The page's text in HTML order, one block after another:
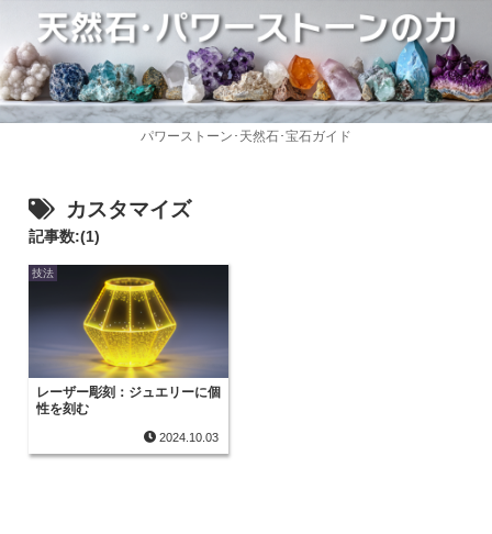
パワーストーン･天然石･宝石ガイド
カスタマイズ
記事数:(1)
技法
レーザー彫刻：ジュエリーに個
性を刻む
2024.10.03